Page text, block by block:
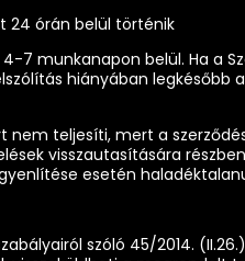
24 órán belül történik
7 munkanapon belül. Ha a
hiányában
nem teljesíti, mert a
visszautasítására
esetén
szóló 45/2014.